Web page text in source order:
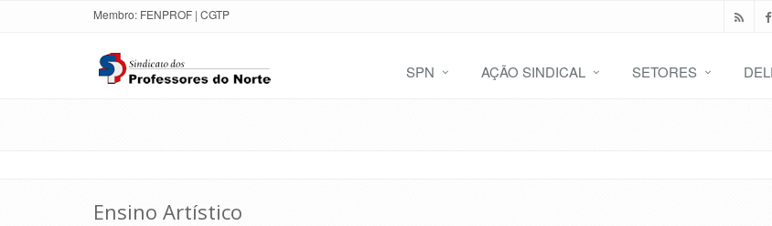
Membro: FENPROF | CGTP
SPN AÇÃO SINDICAL SETORES
Ensino Artístico